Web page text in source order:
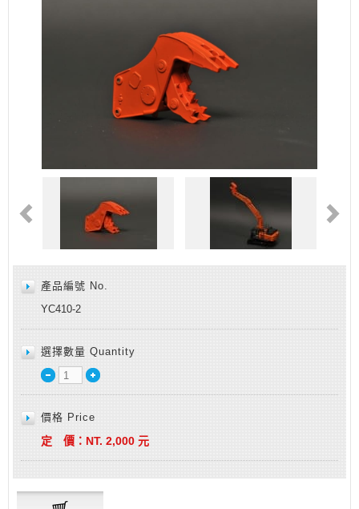
產品編號 No.
YC410-2
選擇數量 Quantity
價格 Price
定 價： NT. 2,000 元